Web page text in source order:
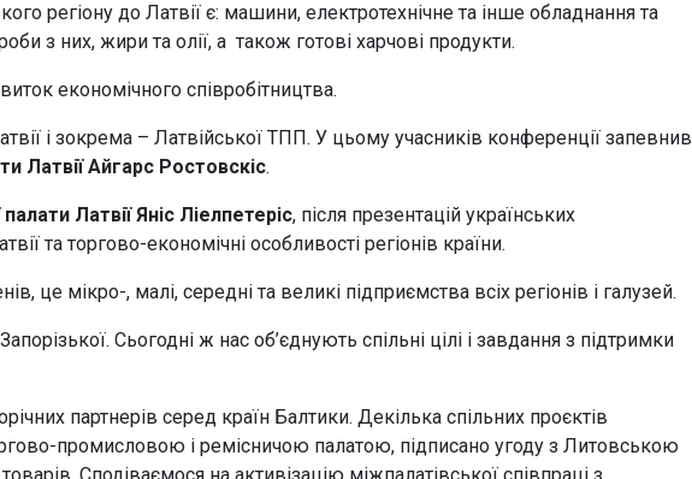
регіону до Латвії є: машини, електротехнічне та інше обладнання та
з них, жири та олії, а також готові харчові продукти.
економічного співробітництва.
і зокрема – Латвійської ТПП. У цьому учасників конференції запевнив
Латвії Айгарс Ростовскіс.
Латвії Яніс Ліелпетеріс, після презентацій українських
та торгово-економічні особливості регіонів країни.
це мікро-, малі, середні та великі підприємства всіх регіонів і галузей.
Сьогодні ж нас об’єднують спільні цілі і завдання з підтримки
партнерів серед країн Балтики. Декілька спільних проєктів
промисловою і ремісничою палатою, підписано угоду з Литовською